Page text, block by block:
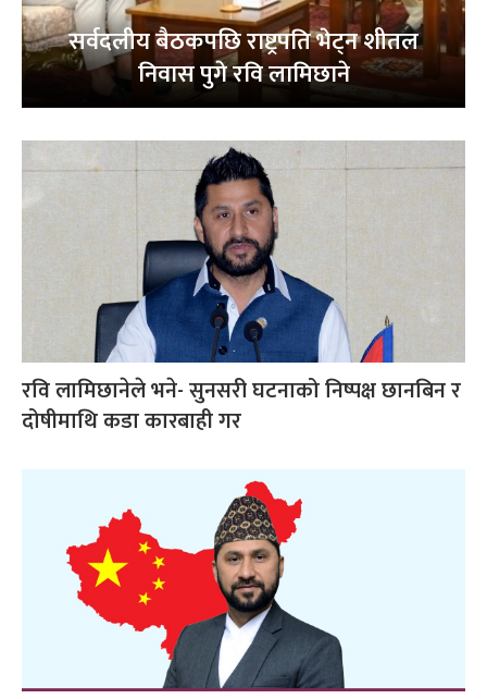
सर्वदलीय बैठकपछि राष्ट्रपति भेट्न शीतल
निवास पुगे रवि लामिछाने
रवि लामिछानेले भने- सुनसरी घटनाको निष्पक्ष छानबिन र
दोषीमाथि कडा कारबाही गर